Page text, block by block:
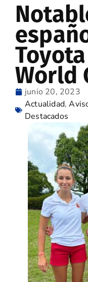
World
junio 20, 2023
Actualidad,
Destacados